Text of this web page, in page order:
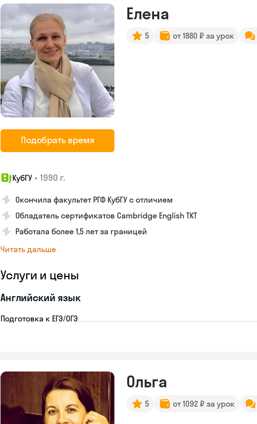
Подобрать время
Елена
5 от 1880 ₽ за урок
КубГУ • 1990 г.
Окончила факультет РГФ КубГУ с отличием
Обладатель сертификатов Cambridge English TKT
Работала более 1,5 лет за границей
Читать дальше
Услуги и цены
Английский язык
Подготовка к ЕГЭ/ОГЭ
Ольга
5 от 1092 ₽ за урок